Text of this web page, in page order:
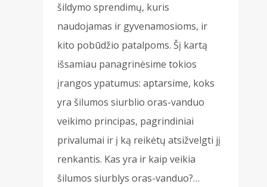
šildymo sprendimų, kuris
naudojamas ir gyvenamosioms, ir
kito pobūdžio patalpoms. Šį kartą
išsamiau panagrinėsime tokios
įrangos ypatumus: aptarsime, koks
yra šilumos siurblio oras-vanduo
veikimo principas, pagrindiniai
privalumai ir į ką reikėtų atsižvelgti jį
renkantis. Kas yra ir kaip veikia
šilumos siurblys oras-vanduo?…